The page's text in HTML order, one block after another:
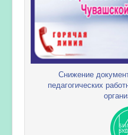
Снижение
педагогических